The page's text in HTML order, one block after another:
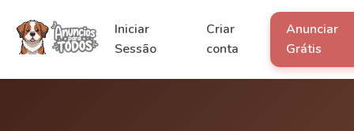
Iniciar
Sessão
Criar
conta
Anunciar
Grátis